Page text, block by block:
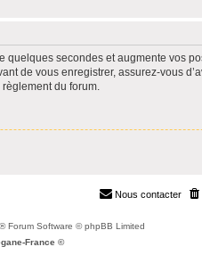
secondes et augmente vos
de vous enregistrer, assurez-vous
du forum.
Nous contacter
® Forum Software © phpBB Limited
France ©